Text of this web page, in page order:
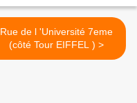
Rue de l 'Université 7eme
(côté Tour EIFFEL ) >